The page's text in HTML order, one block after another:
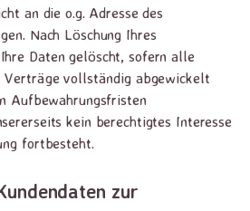
an die o.g. Adresse des
Nach Löschung Ihres
Daten gelöscht, sofern alle
Verträge vollständig abgewickelt
Aufbewahrungsfristen
kein berechtigtes Interesse
fortbesteht.
zur